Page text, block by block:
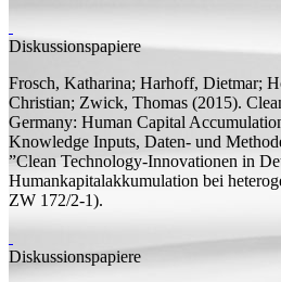
Diskussionspapiere
Frosch, Katharina; Harhoff, Dietmar;
Christian; Zwick, Thomas (2015).
Germany: Human Capital
Knowledge Inputs, Daten- und
”Clean Technology-Innovationen in
Humankapitalakkumulation bei
ZW 172/2-1).
Diskussionspapiere